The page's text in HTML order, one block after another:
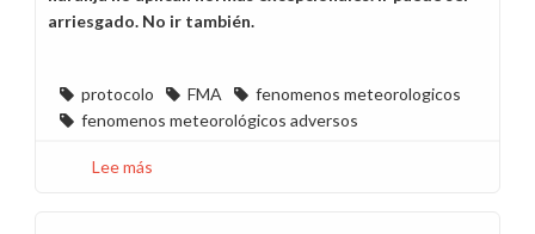
arriesgado. No ir también.
protocolo FMA
fenomenos meteorologicos
fenomenos meteorológicos adversos
Lee más